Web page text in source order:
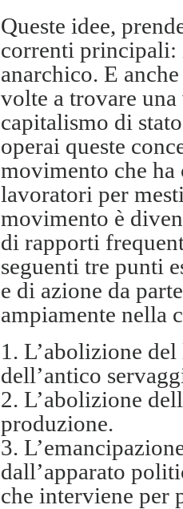
Queste idee,
correnti principali:
anarchico. E
volte a trovare
capitalismo di
operai queste
movimento che ha
lavoratori per
movimento è
di rapporti
seguenti tre punti
e di azione da
ampiamente nella
1. L’abolizione
dell’antico
2. L’abolizione
produzione.
3.
dall’apparato
che interviene per